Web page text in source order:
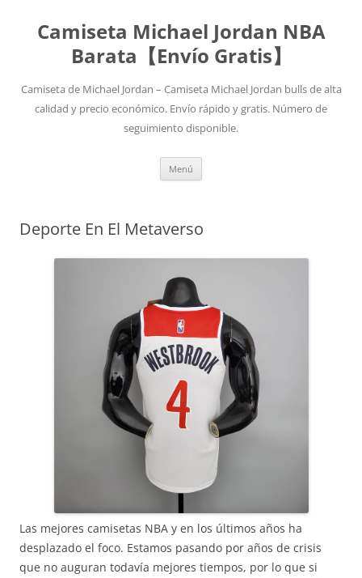
Camiseta Michael Jordan NBA
Barata【Envío Gratis】
Camiseta de Michael Jordan – Camiseta Michael Jordan bulls de alta
calidad y precio económico. Envío rápido y gratis. Número de
seguimiento disponible.
Menú
Deporte En El Metaverso
Las mejores camisetas NBA y en los últimos años ha
desplazado el foco. Estamos pasando por años de crisis
que no auguran todavía mejores tiempos, por lo que si